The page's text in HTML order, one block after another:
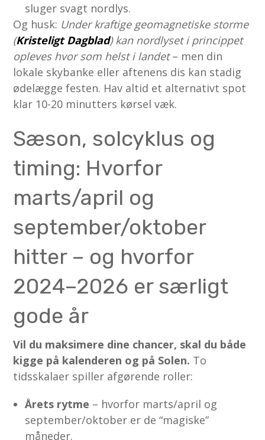
sluger svagt nordlys.
Og husk: Under kraftige geomagnetiske storme
(Kristeligt Dagblad) kan nordlyset i princippet
opleves hvor som helst i landet– men din
lokale skybanke eller aftenens dis kan stadig
ødelægge festen. Hav altid et alternativt spot
klar 10-20 minutters kørsel væk.
Sæson, solcyklus og
timing: Hvorfor
marts/april og
september/oktober
hitter – og hvorfor
2024–2026 er særligt
gode år
Vil du maksimere dine chancer, skal du både
kigge på kalenderen og på Solen. To
tidsskalaer spiller afgørende roller:
Årets rytme – hvorfor marts/april og
september/oktober er de “magiske”
måneder.